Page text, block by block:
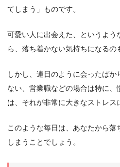
てしまう」ものです。
可愛い人に出会えた、というよう
ら、落ち着かない気持ちになるの
しかし、連日のように会ったば
ない、営業職などの場合は特に、
は、それが非常に大きなストレス
このような毎日は、あなたから落
しまうことでしょう。